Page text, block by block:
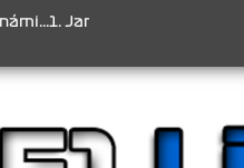
Jan Veselý , 2. Jan